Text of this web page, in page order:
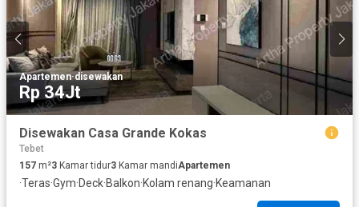
Apartemen·disewakan
Rp 34Jt
Disewakan Casa Grande Kokas
Tebet
157 m²3 Kamar tidur3 Kamar mandiApartemen
·Teras·Gym·Deck·Balkon·Kolam renang·Keamanan